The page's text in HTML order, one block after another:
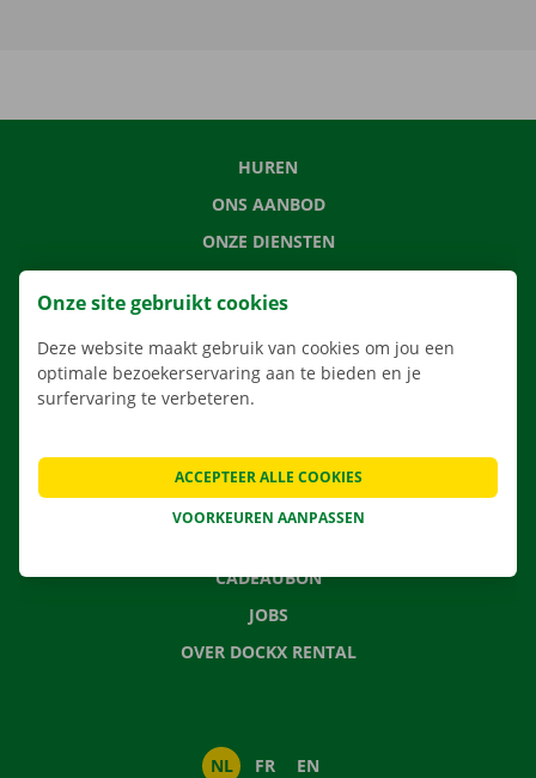
HUREN
ONS AANBOD
ONZE DIENSTEN
LOCATIES
APP
VERHUISOPLOSSINGEN
CONTACTEER ONS
VEELGESTELDE VRAGEN
CADEAUBON
JOBS
OVER DOCKX RENTAL
NL FR EN
Onze site gebruikt cookies
Deze website maakt gebruik van cookies om jou een
optimale bezoekerservaring aan te bieden en je
surfervaring te verbeteren.
VOORKEUREN AANPASSEN
ACCEPTEER ALLE COOKIES